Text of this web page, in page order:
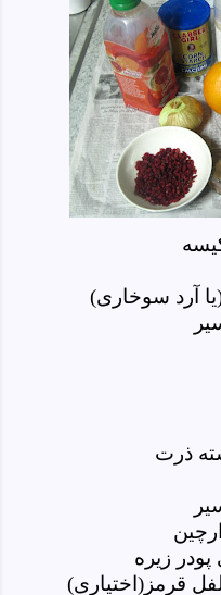
آرد سوخاری)
ذرت
زیره
قرمز(اختیاری)